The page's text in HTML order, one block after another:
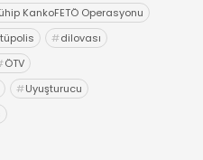
KankoFETÖ Operasyonu
#dilovası
ÖTV
#Uyuşturucu